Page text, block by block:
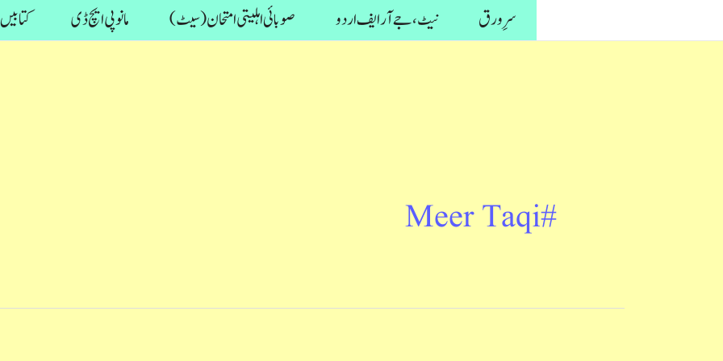
سرِ ورق نیٹ، جے آر ایف اردو صوبائی اہلیتی امتحان (سیٹ) مانو پی ایچ ڈی کتابیں
#Meer Taqi